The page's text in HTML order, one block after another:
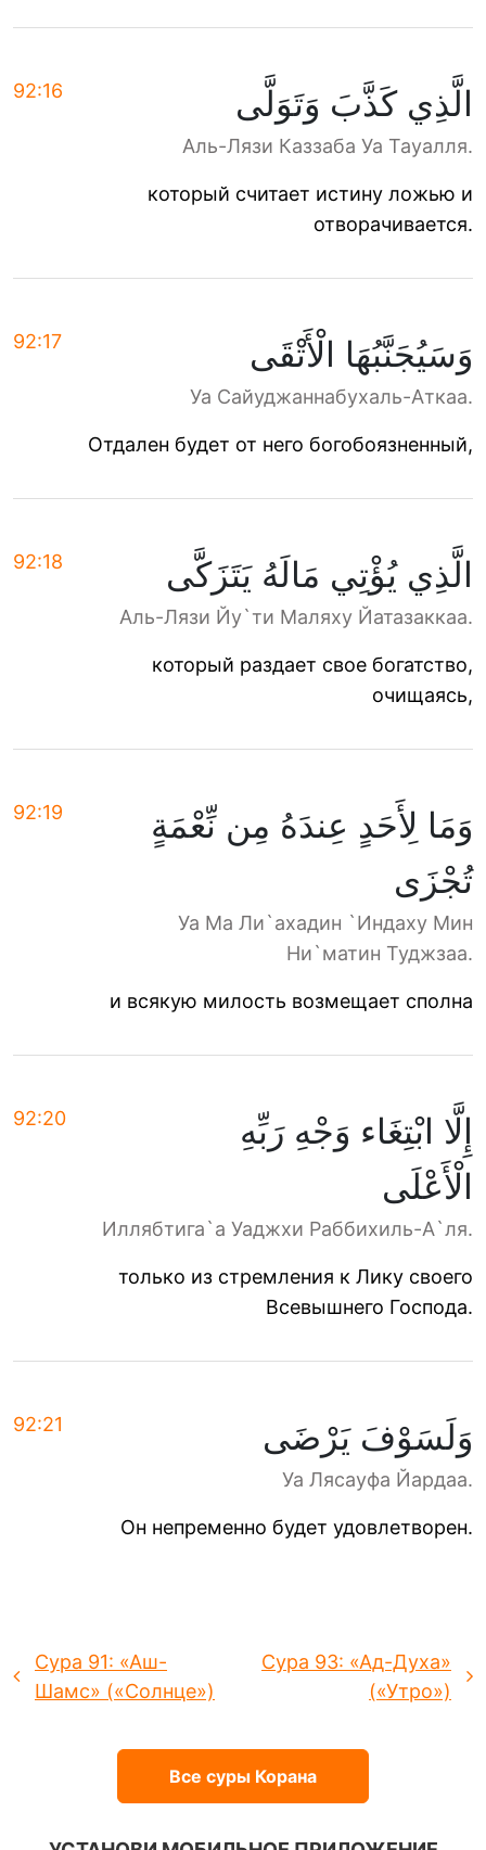
92:16 الَّذِي كَذَّبَ وَتَوَلَّى
Аль-Лязи Каззаба Уа Тауалля.
который считает истину ложью и
отворачивается.
92:17 وَسَيُجَنَّبُهَا الْأَتْقَى
Уа Сайуджаннабухаль-Аткаа.
Отдален будет от него богобоязненный,
92:18 الَّذِي يُؤْتِي مَالَهُ يَتَزَكَّى
Аль-Лязи Йу`ти Маляху Йатазаккаа.
который раздает свое богатство,
очищаясь,
92:19
وَمَا لِأَحَدٍ عِندَهُ مِن نِّعْمَةٍ
تُجْزَى
Уа Ма Ли`ахадин `Индаху Мин
Ни`матин Туджзаа.
и всякую милость возмещает сполна
92:20
إِلَّا ابْتِغَاء وَجْهِ رَبِّهِ
الْأَعْلَى
Иллябтига`а Уаджхи Раббихиль-А`ля.
только из стремления к Лику своего
Всевышнего Господа.
92:21 وَلَسَوْفَ يَرْضَى
Уа Лясауфа Йардаа.
Он непременно будет удовлетворен.
Сура 91: «Аш-
Шамс» («Солнце»)
Сура 93: «Ад-Духа»
(«Утро»)
Все суры Корана